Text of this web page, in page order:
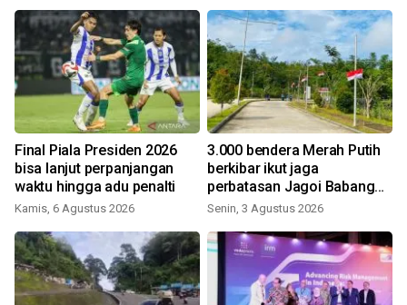
Final Piala Presiden 2026
bisa lanjut perpanjangan
waktu hingga adu penalti
Kamis, 6 Agustus 2026
3.000 bendera Merah Putih
berkibar ikut jaga
perbatasan Jagoi Babang
Kalbar
Senin, 3 Agustus 2026